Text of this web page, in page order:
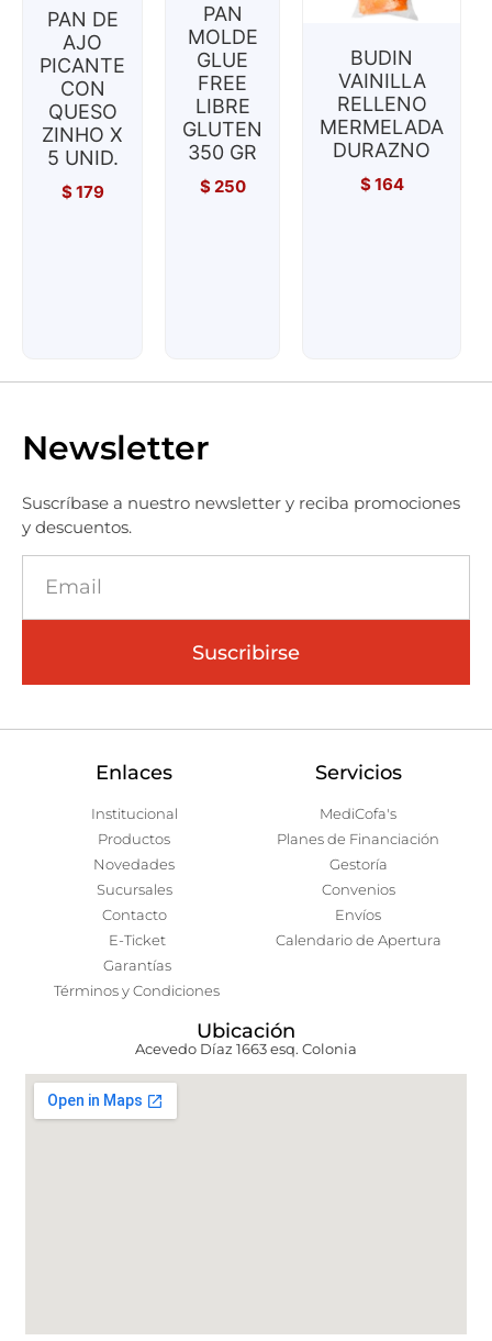
PAN DE
AJO
PICANTE
CON
QUESO
ZINHO X
5 UNID.
$179
PAN
MOLDE
GLUE
FREE
LIBRE
GLUTEN
350 GR
$250
BUDIN
VAINILLA
RELLENO
MERMELADA
DURAZNO
$164
Newsletter
Suscríbase a nuestro newsletter y reciba promociones
y descuentos.
Suscribirse
Enlaces
Institucional
Productos
Novedades
Sucursales
Contacto
E-Ticket
Garantías
Términos y Condiciones
Servicios
MediCofa's
Planes de Financiación
Gestoría
Convenios
Envíos
Calendario de Apertura
Ubicación
Acevedo Díaz 1663 esq. Colonia